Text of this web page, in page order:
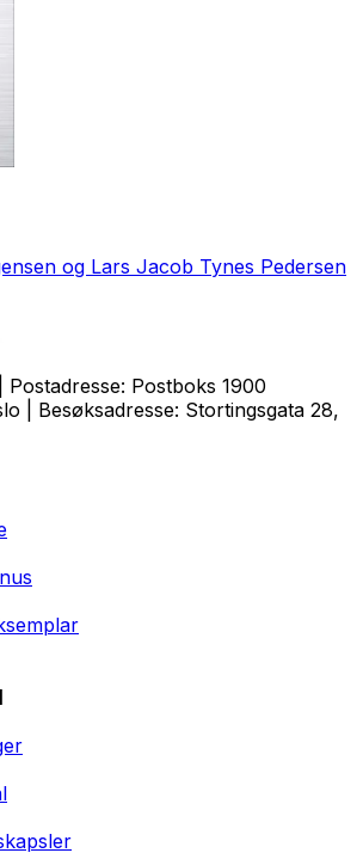
og Lars Jacob Tynes Pedersen
| Postadresse: Postboks 1900
| Besøksadresse: Stortingsgata 28,